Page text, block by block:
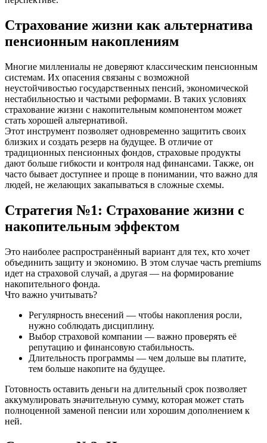
Страхование жизни как альтернатива
пенсионным накоплениям
Многие миллениалы не доверяют классическим пенсионным
системам. Их опасения связаны с возможной
неустойчивостью государственных пенсий, экономической
нестабильностью и частыми реформами. В таких условиях
страхование жизни с накопительным компонентом может
стать хорошей альтернативой.
Этот инструмент позволяет одновременно защитить своих
близких и создать резерв на будущее. В отличие от
традиционных пенсионных фондов, страховые продукты
дают больше гибкости и контроля над финансами. Также, он
часто бывает доступнее и проще в понимании, что важно для
людей, не желающих закапываться в сложные схемы.
Стратегия №1: Страхование жизни с
накопительным эффектом
Это наиболее распространённый вариант для тех, кто хочет
объединить защиту и экономию. В этом случае часть premiums
идет на страховой случай, а другая — на формирование
накопительного фонда.
Что важно учитывать?
Регулярность внесений — чтобы накопления росли,
нужно соблюдать дисциплину.
Выбор страховой компании — важно проверять её
репутацию и финансовую стабильность.
Длительность программы — чем дольше вы платите,
тем больше накопите на будущее.
Готовность оставить деньги на длительный срок позволяет
аккумулировать значительную сумму, которая может стать
полноценной заменой пенсии или хорошим дополнением к
ней.